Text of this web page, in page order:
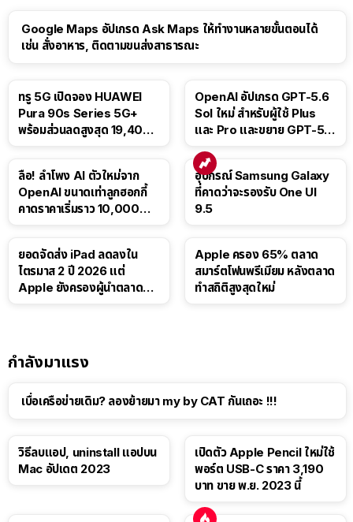
Google Maps อัปเกรด Ask Maps ให้ทำงานหลายขั้นตอนได้
เช่น สั่งอาหาร, ติดตามขนส่งสาธารณะ
ทรู 5G เปิดจอง HUAWEI
Pura 90s Series 5G+
พร้อมส่วนลดสูงสุด 19,400
OpenAI อัปเกรด GPT-5.6
Sol ใหม่ สำหรับผู้ใช้ Plus
และ Pro และขยาย GPT-5.6
ลือ! ลำโพง AI ตัวใหม่จาก
OpenAI ขนาดเท่าลูกฮอกกี้
คาดราคาเริ่มราว 10,000
อุปกรณ์ Samsung Galaxy
ที่คาดว่าจะรองรับ One UI
9.5
ยอดจัดส่ง iPad ลดลงใน
ไตรมาส 2 ปี 2026 แต่
Apple ยังครองผู้นำตลาด
Apple ครอง 65% ตลาด
สมาร์ตโฟนพรีเมียม หลังตลาด
ทำสถิติสูงสุดใหม่
กำลังมาแรง
เบื่อเครือข่ายเดิม? ลองย้ายมา my by CAT กันเถอะ !!!
วิธีลบแอป, uninstall แอปบน
Mac อัปเดต 2023
เปิดตัว Apple Pencil ใหม่ใช้
พอร์ต USB-C ราคา 3,190
บาท ขาย พ.ย. 2023 นี้